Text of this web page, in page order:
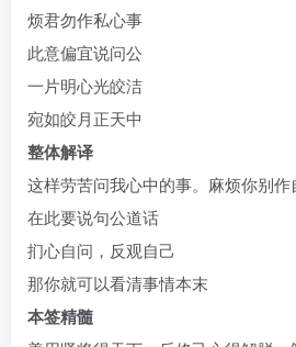
烦君勿作私心事
此意偏宜说问公
一片明心光皎洁
宛如皎月正天中
整体解译
这样劳苦问我心中的事。麻烦你别作
在此要说句公道话
扪心自问，反观自己
那你就可以看清事情本末
本签精髓